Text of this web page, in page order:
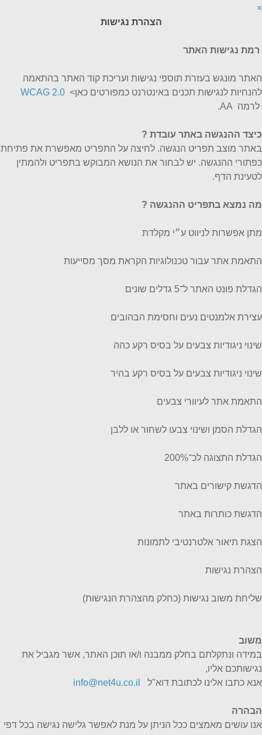
×
הצהרת נגישות
רמת נגישות האתר
האתר מונגש בעזרת תוספי נגישות ועריכת קוד האתר בהתאמה
להנחיות לנגישות תכנים באינטרנט כמפורטים כאן> WCAG 2.0
לרמה AA.
כיצד ההנגשה באתר עובדת ?
באתר מוצב תפריט הנגשה. לחיצה על התפריט מאפשרת את פתיחת
כפתורי ההנגשה. יש לבחור את הנושא המבוקש בתפריט ולהמתין
לטעינת הדף.
מה נמצא בתפריט ההנגשה ?
מתן אפשרות לניווט ע״י מקלדת
התאמת אתר עבור טכנולוגיות הקראת מסך מסייעות
הגדלת פונט האתר ל־5 גדלים שונים
עצירת אלמנטים נעים וחסימת הבהובים
שינוי ניגודיות צבעים על בסיס רקע כהה
שינוי ניגודיות צבעים על בסיס רקע בהיר
התאמת אתר לעיוורי צבעים
הגדלת הסמן ושינוי צבעו לשחור או ללבן
הגדלת התצוגה לכ־200%
הדגשת קישורים באתר
הדגשת כותרות באתר
הצגת תיאור אלטרנטיבי לתמונות
הצהרת נגישות
שליחת משוב נגישות (כחלק מהצהרת הנגישות)
משוב
במידה ונתקלתם בחלק ממבנה ו/או תוכן האתר, אשר מגביל את
נגישותכם אליו,
אנא כתבו אלינו לכתובת דוא"ל
info@net4u.co.il
הבהרה
אנו עושים מאמצים ככל הניתן על מנת לאפשר גלישה נגישה בכל דפי